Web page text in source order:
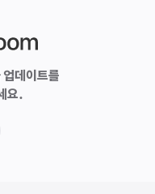
데이트를
요.